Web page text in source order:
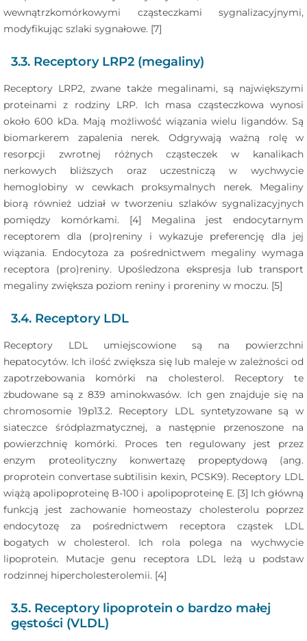
wewnątrzkomórkowymi cząsteczkami sygnalizacyjnymi,
modyfikując szlaki sygnałowe. [7]
3.3. Receptory LRP2 (megaliny)
Receptory LRP2, zwane także megalinami, są największymi
proteinami z rodziny LRP. Ich masa cząsteczkowa wynosi
około 600 kDa. Mają możliwość wiązania wielu ligandów. Są
biomarkerem zapalenia nerek. Odgrywają ważną rolę w
resorpcji zwrotnej różnych cząsteczek w kanalikach
nerkowych bliższych oraz uczestniczą w wychwycie
hemoglobiny w cewkach proksymalnych nerek. Megaliny
biorą również udział w tworzeniu szlaków sygnalizacyjnych
pomiędzy komórkami. [4] Megalina jest endocytarnym
receptorem dla (pro)reniny i wykazuje preferencję dla jej
wiązania. Endocytoza za pośrednictwem megaliny wymaga
receptora (pro)reniny. Upośledzona ekspresja lub transport
megaliny zwiększa poziom reniny i proreniny w moczu. [5]
3.4. Receptory LDL
Receptory LDL umiejscowione są na powierzchni
hepatocytów. Ich ilość zwiększa się lub maleje w zależności od
zapotrzebowania komórki na cholesterol. Receptory te
zbudowane są z 839 aminokwasów. Ich gen znajduje się na
chromosomie 19p13.2. Receptory LDL syntetyzowane są w
siateczce śródplazmatycznej, a następnie przenoszone na
powierzchnię komórki. Proces ten regulowany jest przez
enzym proteolityczny konwertazę propeptydową (ang.
proprotein convertase subtilisin kexin, PCSK9). Receptory LDL
wiążą apolipoproteinę B-100 i apolipoproteinę E. [3] Ich główną
funkcją jest zachowanie homeostazy cholesterolu poprzez
endocytozę za pośrednictwem receptora cząstek LDL
bogatych w cholesterol. Ich rola polega na wychwycie
lipoprotein. Mutacje genu receptora LDL leżą u podstaw
rodzinnej hipercholesterolemii. [4]
3.5. Receptory lipoprotein o bardzo małej
gęstości (VLDL)